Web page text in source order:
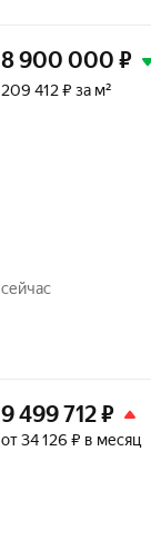
8 900 000 ₽
209 412 ₽ за м²
сейчас
9 499 712₽
от 34 126 ₽ в месяц